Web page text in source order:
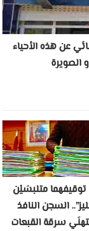
عن هذه الأحياء
متلبسَيْن
السجن النافذ
سرقة القبعات